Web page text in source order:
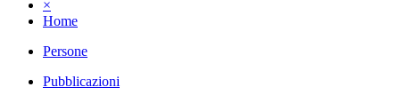
×
Home
Persone
Pubblicazioni